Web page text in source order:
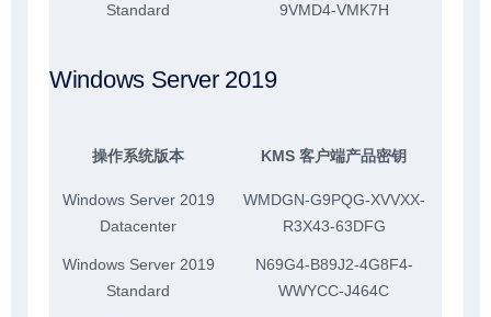
Standard
9VMD4-VMK7H
Windows Server 2019
操作系统版本 KMS 客户端产品密钥
Windows Server 2019
Datacenter
WMDGN-G9PQG-XVVXX-
R3X43-63DFG
Windows Server 2019
Standard
N69G4-B89J2-4G8F4-
WWYCC-J464C